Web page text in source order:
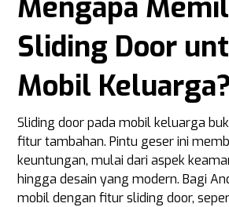
Sliding Door
Mobil Keluarga?
Sliding door pada mobil keluarga
fitur tambahan. Pintu geser ini
keuntungan, mulai dari aspek
hingga desain yang modern. Bagi
mobil dengan fitur sliding door,